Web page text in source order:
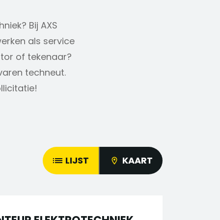
Bij AXS
als service
of tekenaar?
techneut.
LIJST KAART